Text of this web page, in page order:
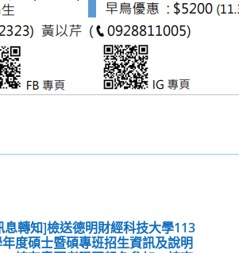
息轉知]檢送德明財經科技大學113
度碩士暨碩專班招生資訊及說明